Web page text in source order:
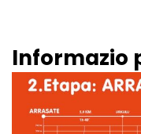
Informazio